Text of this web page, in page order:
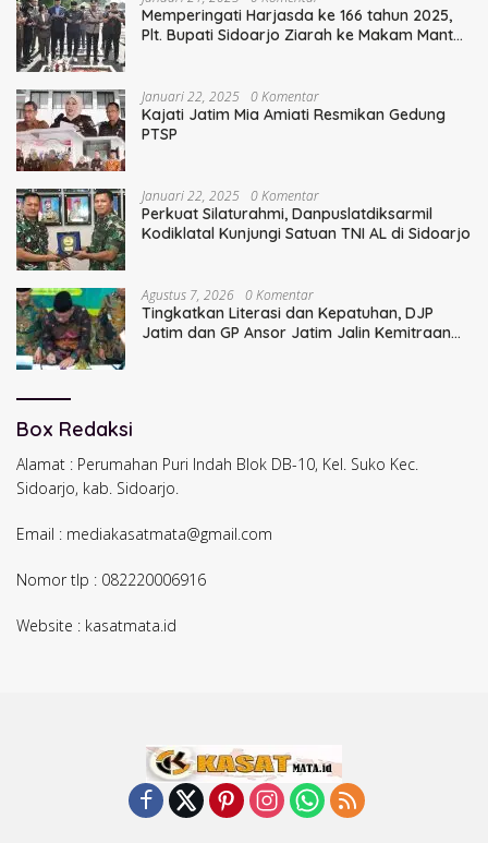
Memperingati Harjasda ke 166 tahun 2025,
Plt. Bupati Sidoarjo Ziarah ke Makam Mantan
Januari 22, 2025 0 Komentar
Kajati Jatim Mia Amiati Resmikan Gedung
PTSP
Januari 22, 2025 0 Komentar
Perkuat Silaturahmi, Danpuslatdiksarmil
Kodiklatal Kunjungi Satuan TNI AL di Sidoarjo
Agustus 7, 2026 0 Komentar
Tingkatkan Literasi dan Kepatuhan, DJP
Jatim dan GP Ansor Jatim Jalin Kemitraan
Box Redaksi
Alamat : Perumahan Puri Indah Blok DB-10, Kel. Suko Kec.
Sidoarjo, kab. Sidoarjo.
Email : mediakasatmata@gmail.com
Nomor tlp : 082220006916
Website : kasatmata.id